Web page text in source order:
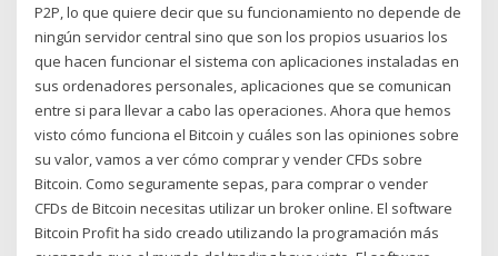
P2P, lo que quiere decir que su funcionamiento no depende de
ningún servidor central sino que son los propios usuarios los
que hacen funcionar el sistema con aplicaciones instaladas en
sus ordenadores personales, aplicaciones que se comunican
entre si para llevar a cabo las operaciones. Ahora que hemos
visto cómo funciona el Bitcoin y cuáles son las opiniones sobre
su valor, vamos a ver cómo comprar y vender CFDs sobre
Bitcoin. Como seguramente sepas, para comprar o vender
CFDs de Bitcoin necesitas utilizar un broker online. El software
Bitcoin Profit ha sido creado utilizando la programación más